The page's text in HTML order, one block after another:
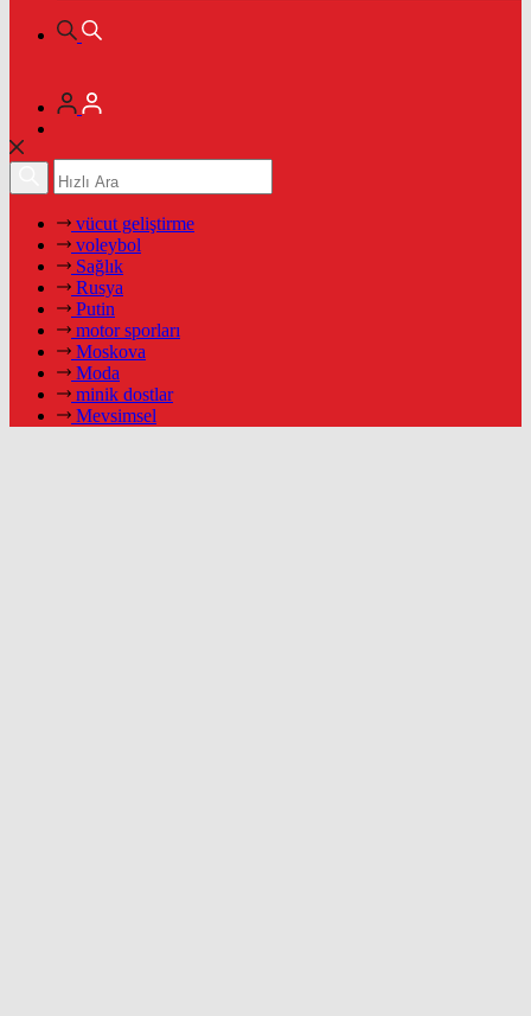
vücut geliştirme
voleybol
Sağlık
Rusya
Putin
motor sporları
Moskova
Moda
minik dostlar
Mevsimsel